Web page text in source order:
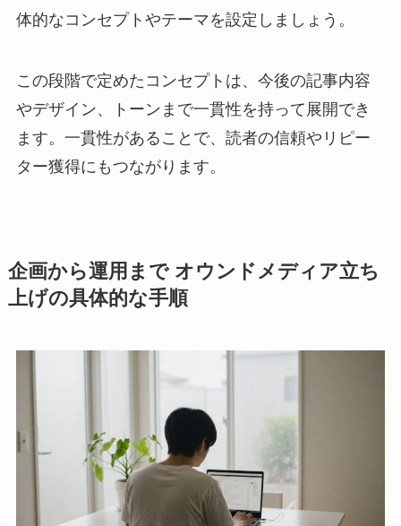
体的なコンセプトやテーマを設定しましょう。
この段階で定めたコンセプトは、今後の記事内容
やデザイン、トーンまで一貫性を持って展開でき
ます。一貫性があることで、読者の信頼やリピー
ター獲得にもつながります。
企画から運用まで オウンドメディア立ち
上げの具体的な手順